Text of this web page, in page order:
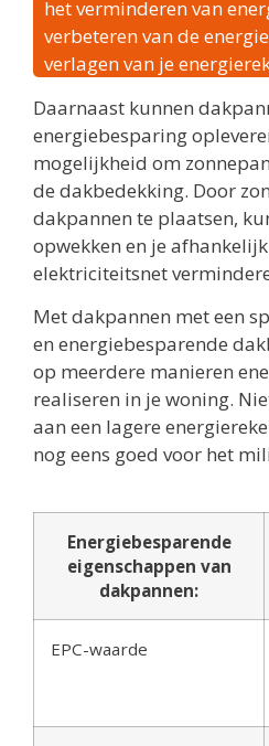
het verminderen van
verbeteren van de
verlagen van je
Daarnaast kunnen
energiebesparing
mogelijkheid om
de dakbedekking. Door
dakpannen te plaatsen,
opwekken en je
elektriciteitsnet
Met dakpannen met een
en energiebesparende
op meerdere manieren
realiseren in je woning.
aan een lagere
nog eens goed voor het
Energiebesparende
eigenschappen van
dakpannen:
EPC-waarde